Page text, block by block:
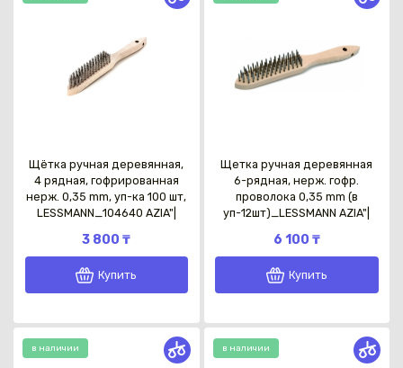
Щётка ручная деревянная,
4 рядная, гофрированная
нерж. 0,35 mm, уп-ка 100 шт,
LESSMANN_104640 AZIA"|
3 800 ₸
Купить
Щетка ручная деревянная
6-рядная, нерж. гофр.
проволока 0,35 mm (в
уп-12шт)_LESSMANN AZIA"|
6 100 ₸
Купить
в наличии в наличии